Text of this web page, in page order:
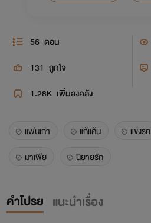
56 ตอน
131 ถูกใจ
1.28K เพิ่มลงคลัง
แฟนเก่า แก้แค้น แข่งรถ
มาเฟีย
นิยายรัก
คำโปรย แนะนำเรื่อง